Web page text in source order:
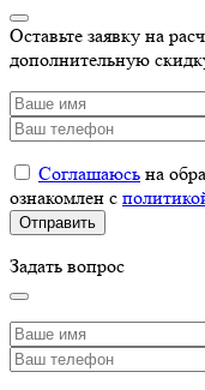
Оставьте заявку на
дополнительную
Соглашаюсь на
ознакомлен с
Задать вопрос